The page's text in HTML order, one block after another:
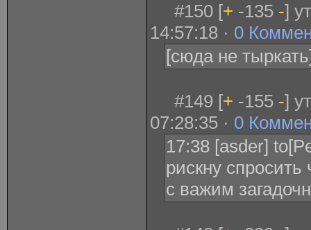
#150 [+ -135 -]
14:57:18 · 0
[сюда не
#149 [+ -155 -]
07:28:35 · 0
17:38 [asder]
рискну
с важим